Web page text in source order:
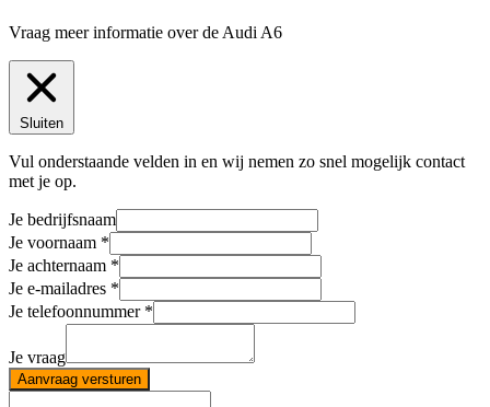
Vraag meer informatie over deAudi A6
Sluiten
Vul onderstaande velden in en wij nemen zo snel mogelijk contact
met je op.
Je bedrijfsnaam
Je voornaam
Je achternaam
Je e-mailadres
Je telefoonnummer
Je vraag
Aanvraag versturen